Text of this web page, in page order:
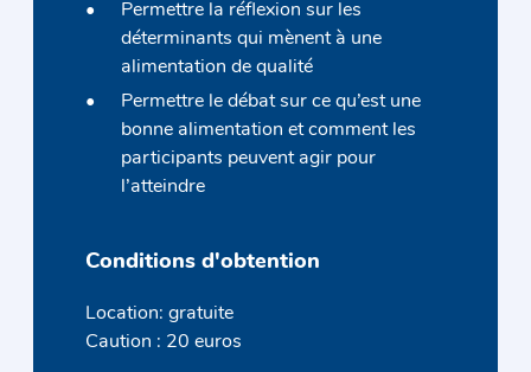
Permettre la réflexion sur les
déterminants qui mènent à une
alimentation de qualité
Permettre le débat sur ce qu’est une
bonne alimentation et comment les
participants peuvent agir pour
l’atteindre
Conditions d'obtention
Location: gratuite
Caution : 20 euros